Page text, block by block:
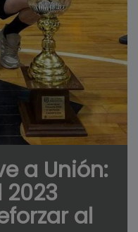
a Unión:
al